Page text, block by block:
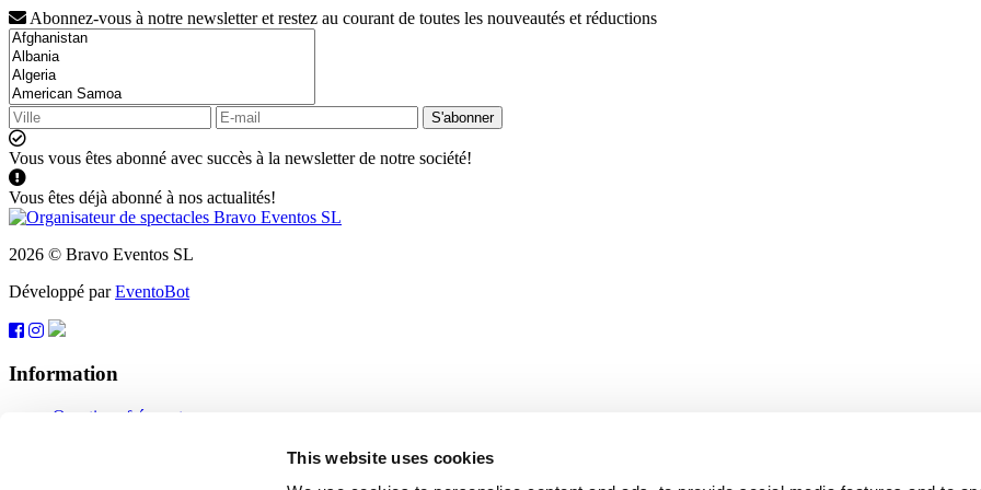
This website uses cookies
Abonnez-vous à notre newsletter et restez au courant de toutes les nouveautés et réductions
S'abonner
Vous vous êtes abonné avec succès à la newsletter de notre société!
Vous êtes déjà abonné à nos actualités!
2026 © Bravo Eventos SL
Développé parEventoBot
Information
Questions fréquentes